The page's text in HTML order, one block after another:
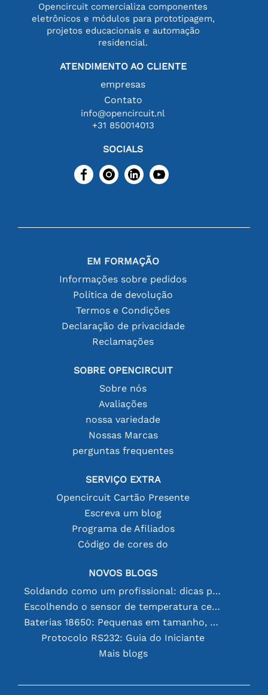
Opencircuit comercializa componentes
eletrônicos e módulos para prototipagem,
projetos educacionais e automação
residencial.
ATENDIMENTO AO CLIENTE
empresas
Contato
info@opencircuit.nl
+31 850014013
SOCIALS
EM FORMAÇÃO
Informações sobre pedidos
Política de devolução
Termos e Condições
Declaração de privacidade
Reclamações
SOBRE OPENCIRCUIT
Sobre nós
Avaliações
nossa variedade
Nossas Marcas
perguntas frequentes
SERVIÇO EXTRA
Opencircuit Cartão Presente
Escreva um blog
Programa de Afiliados
Código de cores do
NOVOS BLOGS
Soldando como um profissional: dicas para conexões eletrônicas perfeitas
Escolhendo o sensor de temperatura certo [youtube]
Baterias 18650: Pequenas em tamanho, grandes em desempenho
Protocolo RS232: Guia do Iniciante
Mais blogs